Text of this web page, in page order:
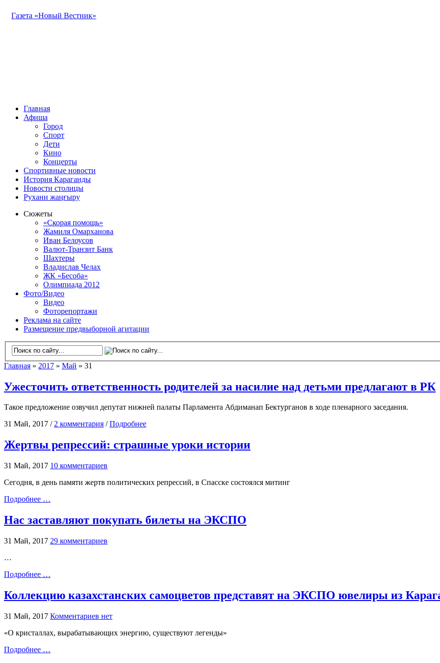
Газета «Новый Вестник»
Главная
Афиша
Город
Спорт
Дети
Кино
Концерты
Спортивные новости
История Караганды
Новости столицы
Рухани жаңғыру
Сюжеты
«Скорая помощь»
Жамиля Омарханова
Иван Белоусов
Валют-Транзит Банк
Шахтеры
Владислав Челах
ЖК «Бесоба»
Олимпиада 2012
Фото/Видео
Видео
Фоторепортажи
Реклама на сайте
Размещение предвыборной агитации
Главная » 2017 » Май » 31
Ужесточить ответственность родителей за насилие над детьми предлагают в РК
Такое предложение озвучил депутат нижней палаты Парламента Абдиманап Бектурганов в ходе пленарного заседания.
31 Май, 2017 /2 комментария /Подробнее
Жертвы репрессий: страшные уроки истории
31 Май, 2017 10 комментариев
Сегодня, в день памяти жертв политических репрессий, в Спасске состоялся митинг
Подробнее …
Нас заставляют покупать билеты на ЭКСПО
31 Май, 2017 29 комментариев
…
Подробнее …
Коллекцию казахстанских самоцветов представят на ЭКСПО ювелиры из
31 Май, 2017 Комментариев нет
«О кристаллах, вырабатывающих энергию, существуют легенды»
Подробнее …